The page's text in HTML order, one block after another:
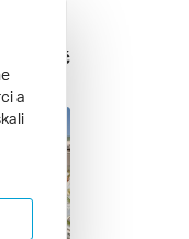
15 660 Kč
a